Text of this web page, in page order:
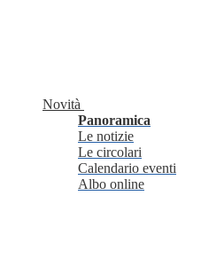
Novità
Panoramica
Le notizie
Le circolari
Calendario eventi
Albo online